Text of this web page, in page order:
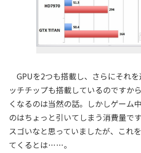
GPUを2つも搭載し、さらにそれ
ッチチップも搭載しているのですか
くなるのは当然の話。しかしゲーム
のはちょっと引いてしまう消費量で
スゴいなと思っていましたが、これ
てくるとは……。